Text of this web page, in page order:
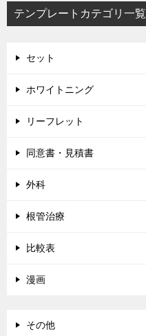
テンプレートカテゴリ一覧
セット
ホワイトニング
リーフレット
同意書・見積書
外科
根管治療
比較表
漫画
その他